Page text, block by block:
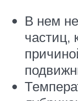
В нем
частиц,